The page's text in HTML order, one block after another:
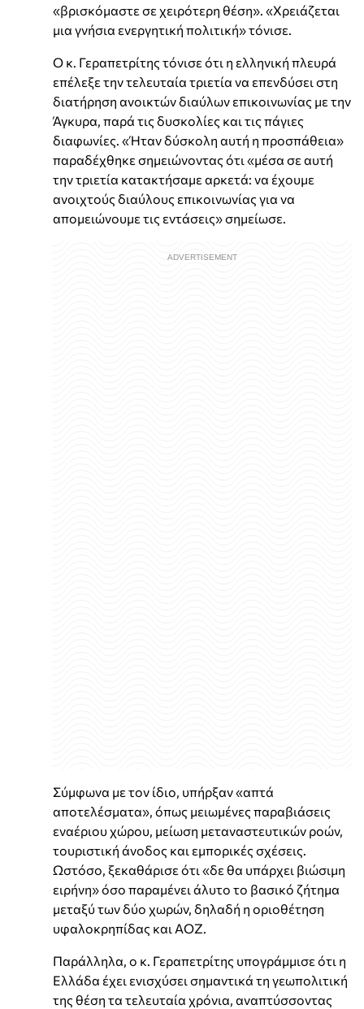
«βρισκόμαστε σε χειρότερη θέση». «Χρειάζεται
μια γνήσια ενεργητική πολιτική» τόνισε.
Ο κ. Γεραπετρίτης τόνισε ότι η ελληνική πλευρά
επέλεξε την τελευταία τριετία να επενδύσει στη
διατήρηση ανοικτών διαύλων επικοινωνίας με την
Άγκυρα, παρά τις δυσκολίες και τις πάγιες
διαφωνίες. «Ήταν δύσκολη αυτή η προσπάθεια»
παραδέχθηκε σημειώνοντας ότι «μέσα σε αυτή
την τριετία κατακτήσαμε αρκετά: να έχουμε
ανοιχτούς διαύλους επικοινωνίας για να
απομειώνουμε τις εντάσεις» σημείωσε.
Σύμφωνα με τον ίδιο, υπήρξαν «απτά
αποτελέσματα», όπως μειωμένες παραβιάσεις
εναέριου χώρου, μείωση μεταναστευτικών ροών,
τουριστική άνοδος και εμπορικές σχέσεις.
Ωστόσο, ξεκαθάρισε ότι «δε θα υπάρχει βιώσιμη
ειρήνη» όσο παραμένει άλυτο το βασικό ζήτημα
μεταξύ των δύο χωρών, δηλαδή η οριοθέτηση
υφαλοκρηπίδας και ΑΟΖ.
Παράλληλα, ο κ. Γεραπετρίτης υπογράμμισε ότι η
Ελλάδα έχει ενισχύσει σημαντικά τη γεωπολιτική
της θέση τα τελευταία χρόνια, αναπτύσσοντας